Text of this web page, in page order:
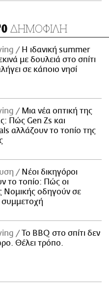
ΔΗΜΟΦΙΛΗ
Η ιδανική summer
με δουλειά στο σπίτι
σε κάποιο νησί
Μια νέα οπτική της
Πώς Gen Zs και
αλλάζουν το τοπίο της
Νέοι δικηγόροι
το τοπίο: Πώς οι
Νομικής οδηγούν σε
συμμετοχή
Το BBQ στο σπίτι δεν
Θέλει τρόπο.